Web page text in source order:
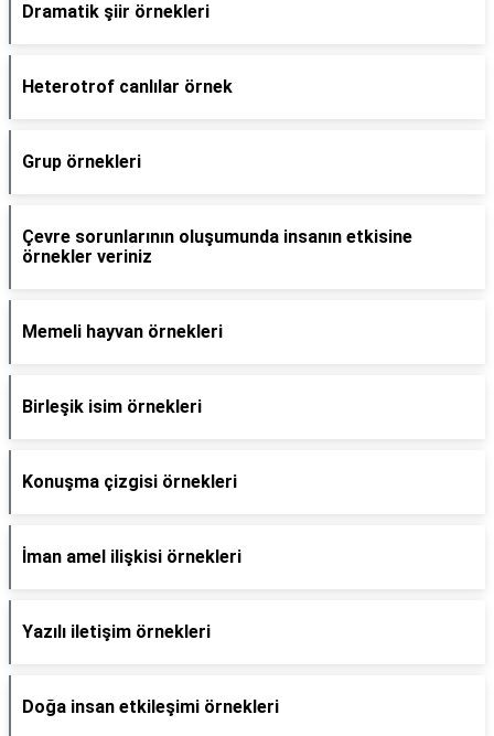
Dramatik şiir örnekleri
Heterotrof canlılar örnek
Grup örnekleri
Çevre sorunlarının oluşumunda insanın etkisine
örnekler veriniz
Memeli hayvan örnekleri
Birleşik isim örnekleri
Konuşma çizgisi örnekleri
İman amel ilişkisi örnekleri
Yazılı iletişim örnekleri
Doğa insan etkileşimi örnekleri